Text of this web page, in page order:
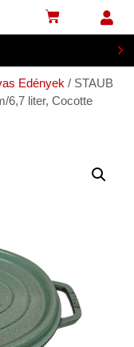
Edények / STAUB
6,7 liter, Cocotte